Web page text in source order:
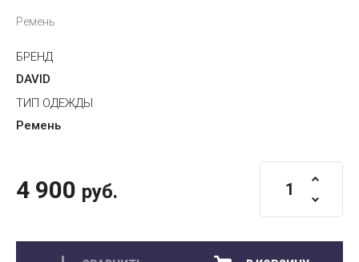
Ремень
БРЕНД
DAVID
ТИП ОДЕЖДЫ
Ремень
4 900 руб.